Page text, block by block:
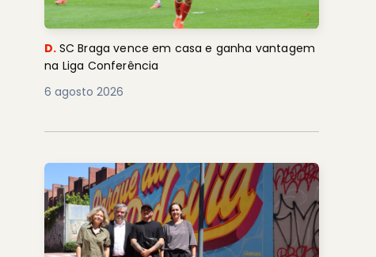
D. SC Braga vence em casa e ganha vantagem
na Liga Conferência
6 agosto 2026